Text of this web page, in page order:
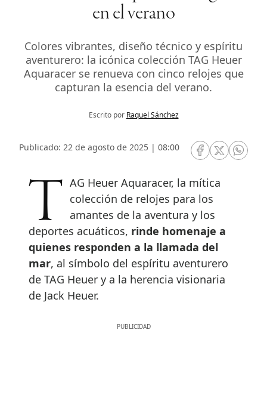
en el verano
Colores vibrantes, diseño técnico y espíritu
aventurero: la icónica colección TAG Heuer
Aquaracer se renueva con cinco relojes que
capturan la esencia del verano.
Escrito por Raquel Sánchez
Publicado: 22 de agosto de 2025 | 08:00
RRSS Facebook
RRSSRRSS
TAG Heuer Aquaracer, la mítica colección de relojes para los
amantes de la aventura y los
deportes acuáticos, rinde homenaje a
quienes responden a la llamada del
mar, al símbolo del espíritu aventurero
de TAG Heuer y a la herencia visionaria
de Jack Heuer.